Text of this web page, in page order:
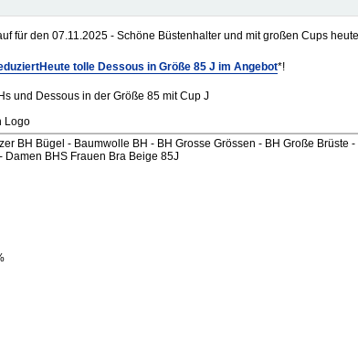
für den 07.11.2025 - Schöne Büstenhalter und mit großen Cups
Heute tolle Dessous in Größe 85 J im Angebot*!
und Dessous in der Größe 85 mit Cup J
BH Bügel - Baumwolle BH - BH Grosse Grössen - BH Große Brüste
Damen BHS Frauen Bra Beige 85J